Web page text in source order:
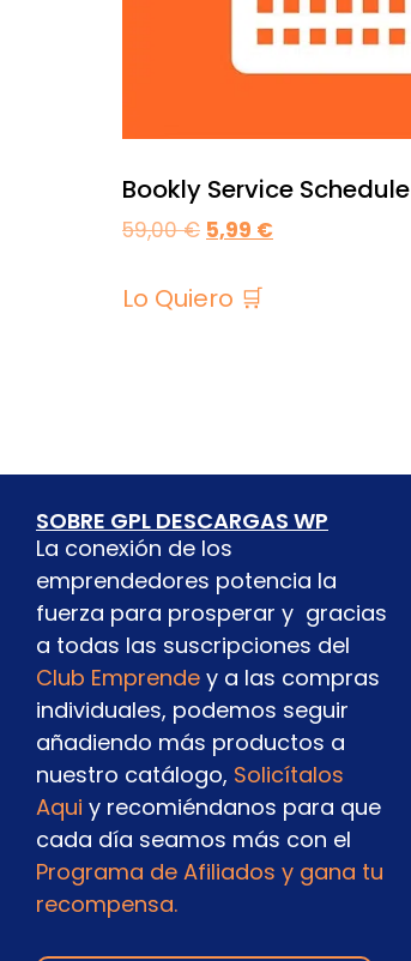
Bookly Service Schedule
59,00€ 5,99 €
Lo Quiero 🛒
SOBRE GPL DESCARGAS WP
La conexión de los
emprendedores potencia la
fuerza para prosperar y gracias
a todas las suscripciones del
Club Emprende y a las compras
individuales, podemos seguir
añadiendo más productos a
nuestro catálogo, Solicítalos
Aqui y recomiéndanos para que
cada día seamos más con el
Programa de Afiliados y gana tu
recompensa.